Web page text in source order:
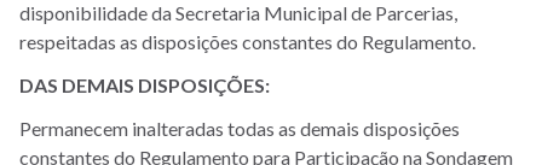
disponibilidade da Secretaria Municipal de Parcerias,
respeitadas as disposições constantes do Regulamento.
DAS DEMAIS DISPOSIÇÕES:
Permanecem inalteradas todas as demais disposições
constantes do Regulamento para Participação na Sondagem